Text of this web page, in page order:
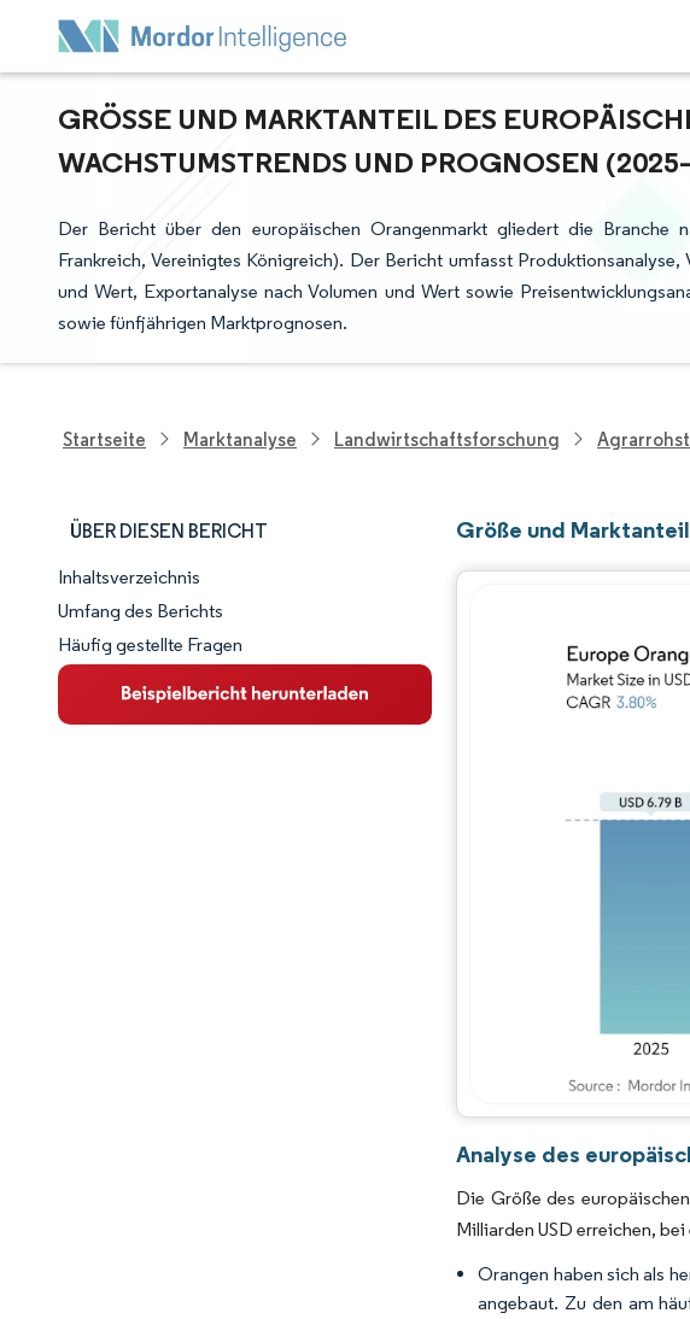
GRÖSSE UND MARKTANTEIL DES
ACHSTUMSTRENDS UND PROGNOSEN
Der Bericht über den europäischen Orangenmarkt gliedert die Branche
Frankreich, Vereinigtes Königreich). Der Bericht umfasst Produktionsanalyse,
und Wert, Exportanalyse nach Volumen und Wert sowie
sowie fünfjährigen Marktprognosen.
Startseite Marktanalyse Landwirtschaftsforschung
ÜBER DIESEN BERICHT
Marktschnappschuss
Marktübersicht
Wichtige Markttrends
Inhaltsverzeichnis
Umfang des Berichts
Häufig gestellte Fragen
Größe und
Analyse des
Die Größe des
Milliarden USD erreichen,
Orangen haben sich als
angebaut. Zu den am